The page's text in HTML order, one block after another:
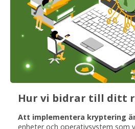
Hur vi bidrar till ditt
Att implementera kryptering
enheter och operativsystem som